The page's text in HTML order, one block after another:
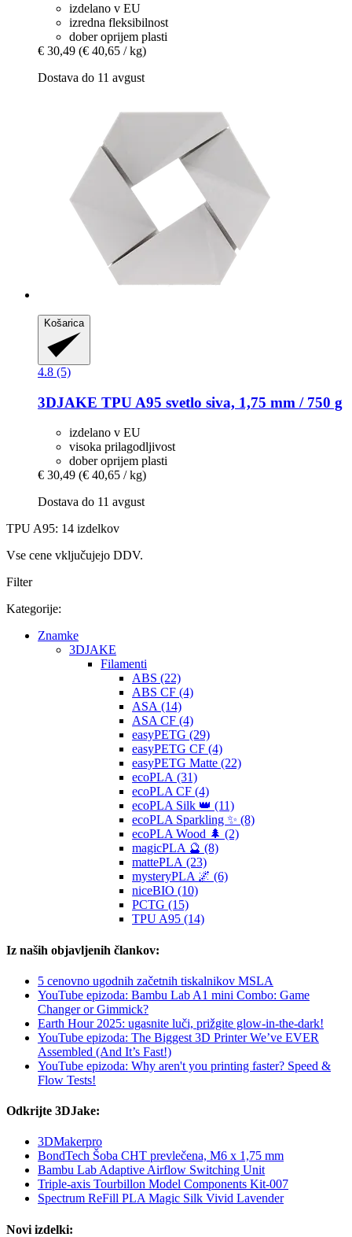
izdelano v EU
izredna fleksibilnost
dober oprijem plasti
€ 30,49 (€ 40,65 / kg)
Dostava do 11 avgust
Košarica
4.8 (5)
3DJAKE TPU A95 svetlo siva, 1,75 mm / 750 g
izdelano v EU
visoka prilagodljivost
dober oprijem plasti
€ 30,49 (€ 40,65 / kg)
Dostava do 11 avgust
TPU A95: 14 izdelkov
Vse cene vključujejo DDV.
Filter
Kategorije:
Znamke
3DJAKE
Filamenti
ABS (22)
ABS CF (4)
ASA (14)
ASA CF (4)
easyPETG (29)
easyPETG CF (4)
easyPETG Matte (22)
ecoPLA (31)
ecoPLA CF (4)
ecoPLA Silk 👑 (11)
ecoPLA Sparkling ✨ (8)
ecoPLA Wood 🌲 (2)
magicPLA 🔮 (8)
mattePLA (23)
mysteryPLA 🌌 (6)
niceBIO (10)
PCTG (15)
TPU A95 (14)
Iz naših objavljenih člankov:
5 cenovno ugodnih začetnih tiskalnikov MSLA
YouTube epizoda: Bambu Lab A1 mini Combo: Game
Changer or Gimmick?
Earth Hour 2025: ugasnite luči, prižgite glow-in-the-dark!
YouTube epizoda: The Biggest 3D Printer We’ve EVER
Assembled (And It’s Fast!)
YouTube epizoda: Why aren't you printing faster? Speed &
Flow Tests!
Odkrijte 3DJake:
3DMakerpro
BondTech Šoba CHT prevlečena, M6 x 1,75 mm
Bambu Lab Adaptive Airflow Switching Unit
Triple-axis Tourbillon Model Components Kit-007
Spectrum ReFill PLA Magic Silk Vivid Lavender
Novi izdelki: